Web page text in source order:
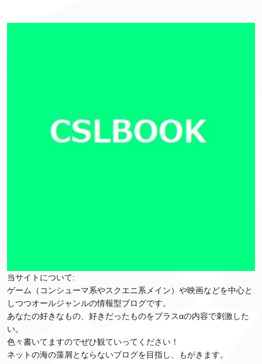
当サイトについて:
ゲーム（コンシューマ系やスクエニ系メイン）や映画などを中心と
しつつオールジャンルの情報型ブログです。
あなたの好きなもの、好きだったものをプラスαの内容で刺激した
い。
色々書いてますのでぜひ観ていってください！
ネットの海の藻屑とならないブログを目指し、もがきます。